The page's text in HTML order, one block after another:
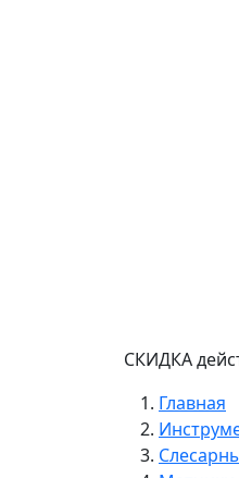
СКИДКА
Главная